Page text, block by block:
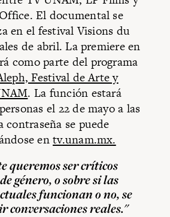
El documental se
en el festival Visions du
de abril. La premiere en
como parte del programa
Festival de Arte y
. La función estará
el 22 de mayo a las
contraseña se puede
entv.unam.mx.
queremos ser críticos
género, o sobre si las
funcionan o no, se
conversaciones reales."